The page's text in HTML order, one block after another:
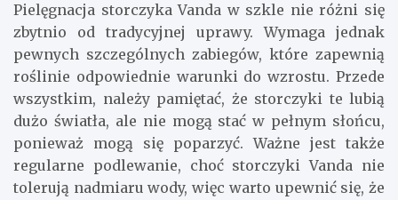
Pielęgnacja storczyka Vanda w szkle nie różni się
zbytnio od tradycyjnej uprawy. Wymaga jednak
pewnych szczególnych zabiegów, które zapewnią
roślinie odpowiednie warunki do wzrostu. Przede
wszystkim, należy pamiętać, że storczyki te lubią
dużo światła, ale nie mogą stać w pełnym słońcu,
ponieważ mogą się poparzyć. Ważne jest także
regularne podlewanie, choć storczyki Vanda nie
tolerują nadmiaru wody, więc warto upewnić się, że